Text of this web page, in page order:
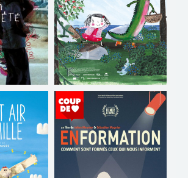
VO
Réservation
TOUT PUBLIC VO
L'ÉTÉ
Infos
RITA ET CROCODILE
Horaires et Infos
Bande-annonce
Réservation